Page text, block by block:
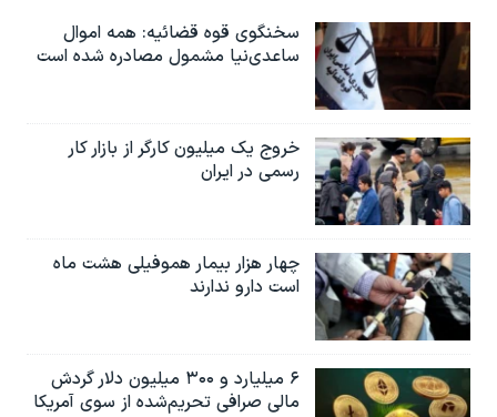
سخنگوی قوه قضائیه: همه اموال
ساعدی‌نیا مشمول مصادره شده است
خروج یک میلیون کارگر از بازار کار
رسمی در ایران
چهار هزار بیمار هموفیلی هشت ماه
است دارو ندارند
۶ میلیارد و ۳۰۰ میلیون دلار گردش
مالی صرافی تحریم‌شده از سوی آمریکا